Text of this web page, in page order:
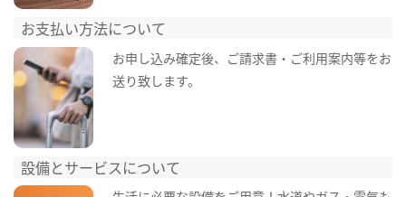
お支払い方法について
お申し込み確定後、ご請求書・ご利用案内等をお
送り致します。
設備とサービスについて